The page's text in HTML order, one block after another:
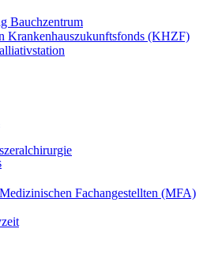
Bauchzentrum
Krankenhauszukunftsfonds (KHZF)
Fachangestellten (MFA)